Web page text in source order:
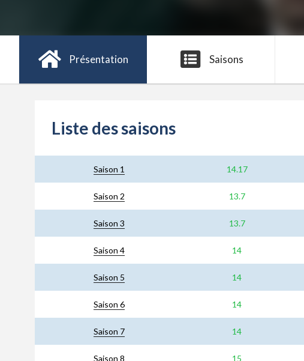
Présentation Saisons
Liste des saisons
Saison 1 14.17
Saison 2 13.7
Saison 3 13.7
Saison 4 14
Saison 5 14
Saison 6 14
Saison 7 14
Saison 8 15